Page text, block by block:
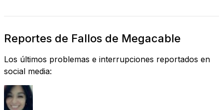
Reportes de Fallos de Megacable
Los últimos problemas e interrupciones reportados en
social media: